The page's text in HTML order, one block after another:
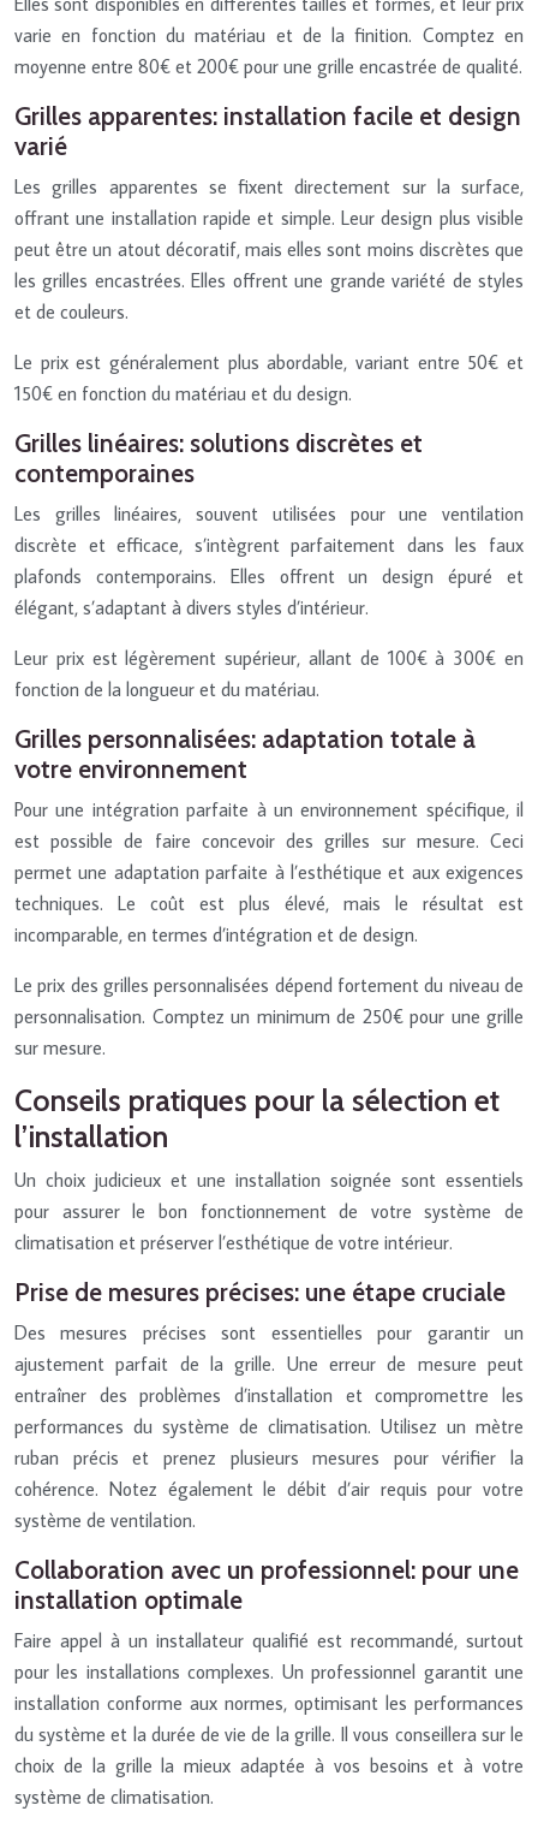
varie en fonction du matériau et de la finition. Comptez en
moyenne entre 80€ et 200€ pour une grille encastrée de qualité.
Grilles apparentes: installation facile et design
varié
Les grilles apparentes se fixent directement sur la surface,
offrant une installation rapide et simple. Leur design plus visible
peut être un atout décoratif, mais elles sont moins discrètes que
les grilles encastrées. Elles offrent une grande variété de styles
et de couleurs.
Le prix est généralement plus abordable, variant entre 50€ et
150€ en fonction du matériau et du design.
Grilles linéaires: solutions discrètes et
contemporaines
Les grilles linéaires, souvent utilisées pour une ventilation
discrète et efficace, s’intègrent parfaitement dans les faux
plafonds contemporains. Elles offrent un design épuré et
élégant, s’adaptant à divers styles d’intérieur.
Leur prix est légèrement supérieur, allant de 100€ à 300€ en
fonction de la longueur et du matériau.
Grilles personnalisées: adaptation totale à
votre environnement
Pour une intégration parfaite à un environnement spécifique, il
est possible de faire concevoir des grilles sur mesure. Ceci
permet une adaptation parfaite à l’esthétique et aux exigences
techniques. Le coût est plus élevé, mais le résultat est
incomparable, en termes d’intégration et de design.
Le prix des grilles personnalisées dépend fortement du niveau de
personnalisation. Comptez un minimum de 250€ pour une grille
sur mesure.
Conseils pratiques pour la sélection et
l’installation
Un choix judicieux et une installation soignée sont essentiels
pour assurer le bon fonctionnement de votre système de
climatisation et préserver l’esthétique de votre intérieur.
Prise de mesures précises: une étape cruciale
Des mesures précises sont essentielles pour garantir un
ajustement parfait de la grille. Une erreur de mesure peut
entraîner des problèmes d’installation et compromettre les
performances du système de climatisation. Utilisez un mètre
ruban précis et prenez plusieurs mesures pour vérifier la
cohérence. Notez également le débit d’air requis pour votre
système de ventilation.
Collaboration avec un professionnel: pour une
installation optimale
Faire appel à un installateur qualifié est recommandé, surtout
pour les installations complexes. Un professionnel garantit une
installation conforme aux normes, optimisant les performances
du système et la durée de vie de la grille. Il vous conseillera sur le
choix de la grille la mieux adaptée à vos besoins et à votre
système de climatisation.